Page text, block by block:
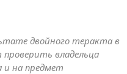
двойного теракта в
проверить владельца
на предмет